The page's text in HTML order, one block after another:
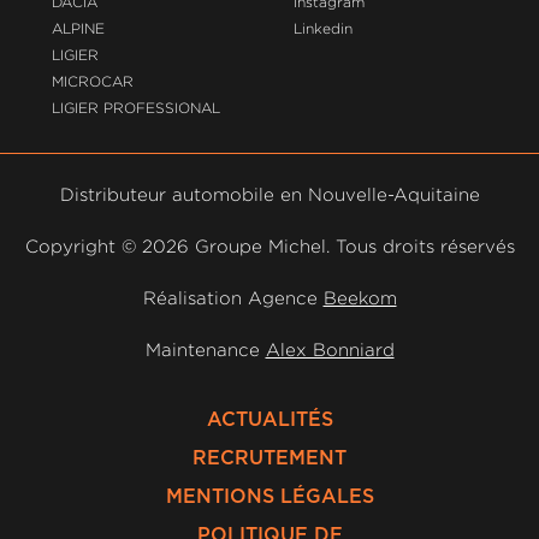
ALPINE
LIGIER
MICROCAR
LIGIER PROFESSIONAL
Linkedin
Distributeur automobile en Nouvelle-Aquitaine
Copyright © 2026 Groupe Michel. Tous droits réservés
Réalisation Agence Beekom
Maintenance Alex Bonniard
ACTUALITÉS
RECRUTEMENT
MENTIONS LÉGALES